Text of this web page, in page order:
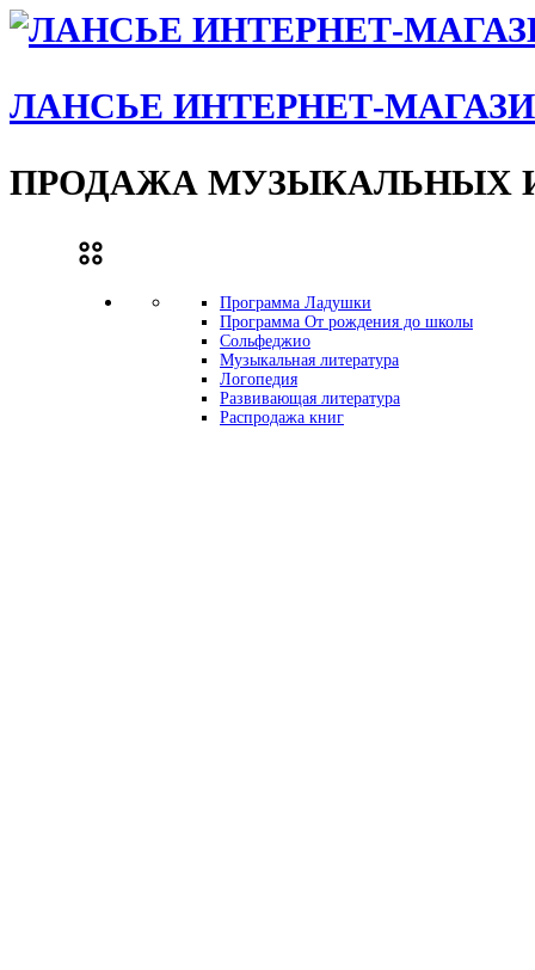
ЛАНСЬЕ ИНТЕРНЕТ-
ПРОДАЖА МУЗЫКАЛЬНЫХ
Программа Ладушки
Программа От рождения до школы
Сольфеджио
Музыкальная литература
Логопедия
Развивающая литература
Распродажа книг